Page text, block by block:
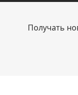
Получать